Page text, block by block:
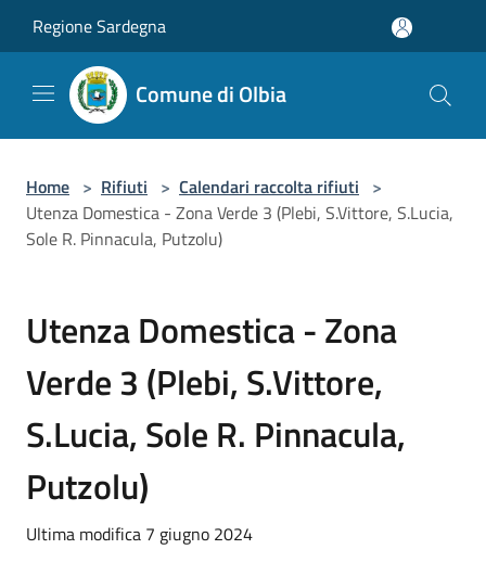
Regione Sardegna
Comune di Olbia
Home > Rifiuti > Calendari raccolta rifiuti >
Utenza Domestica - Zona Verde 3 (Plebi, S.Vittore, S.Lucia,
Sole R. Pinnacula, Putzolu)
Utenza Domestica - Zona
Verde 3 (Plebi, S.Vittore,
S.Lucia, Sole R. Pinnacula,
Putzolu)
Ultima modifica 7 giugno 2024